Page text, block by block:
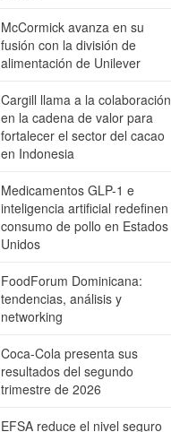
McCormick avanza en su
fusión con la división de
alimentación de Unilever
Cargill llama a la colaboración
en la cadena de valor para
fortalecer el sector del cacao
en Indonesia
Medicamentos GLP-1 e
inteligencia artificial redefinen
consumo de pollo en Estados
Unidos
FoodForum Dominicana:
tendencias, análisis y
networking
Coca-Cola presenta sus
resultados del segundo
trimestre de 2026
EFSA reduce el nivel seguro